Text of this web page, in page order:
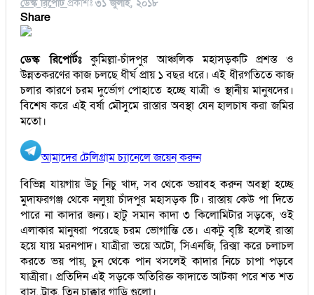
ডেস্ক রিপোর্ট প্রকাশঃ ৩১ জুলাই, ২০১৮
Share
ডেস্ক রিপোর্টঃকুমিল্লা-চাঁদপুর আঞ্চলিক মহাসড়কটি প্রশস্ত ও
উন্নতকরণের কাজ চলছে ধীর্ঘ প্রায় ১ বছর ধরে। এই ধীরগতিতে কাজ
চলার কারণে চরম দুর্ভোগ পোহাতে হচ্ছে যাত্রী ও স্থানীয় মানুষদের।
বিশেষ করে এই বর্ষা মৌসুমে রাস্তার অবস্থা যেন হালচাষ করা জমির
মতো।
আমাদের টেলিগ্রাম চ্যানেলে জয়েন করুন
বিভিন্ন যায়গায় উচু নিচু খাদ, সব থেকে ভয়াবহ করুন অবস্থা হচ্ছে
মুদাফরগঞ্জ থেকে নলুয়া চাঁদপুর মহাসড়ক টি। রাস্তায় কেউ পা দিতে
পারে না কাদার জন্য। হাটু সমান কাদা ৩ কিলোমিটার সড়কে, ওই
এলাকার মানুষরা পরেছে চরম ভোগান্তি তে। একটু বৃষ্টি হলেই রাস্তা
হয়ে যায় মরনপাদ। যাত্রীরা ভয়ে অটো, সিএনজি, রিক্সা করে চলাচল
করতে ভয় পায়, চুন থেকে পান খসলেই কাদার নিচে চাপা পড়বে
যাত্রীরা। প্রতিদিন এই সড়কে অতিরিক্ত কাদাতে আটকা পরে শত শত